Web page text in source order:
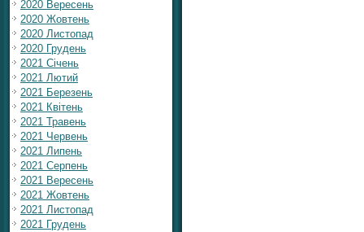
2020 Вересень
2020 Жовтень
2020 Листопад
2020 Грудень
2021 Січень
2021 Лютий
2021 Березень
2021 Квітень
2021 Травень
2021 Червень
2021 Липень
2021 Серпень
2021 Вересень
2021 Жовтень
2021 Листопад
2021 Грудень